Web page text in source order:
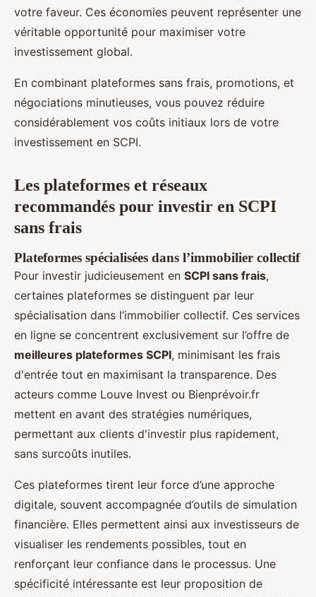
votre faveur. Ces économies peuvent représenter une
véritable opportunité pour maximiser votre
investissement global.
En combinant plateformes sans frais, promotions, et
négociations minutieuses, vous pouvez réduire
considérablement vos coûts initiaux lors de votre
investissement en SCPI.
Les plateformes et réseaux
recommandés pour investir en SCPI
sans frais
Plateformes spécialisées dans l’immobilier collectif
Pour investir judicieusement en SCPI sans frais,
certaines plateformes se distinguent par leur
spécialisation dans l’immobilier collectif. Ces services
en ligne se concentrent exclusivement sur l’offre de
meilleures plateformes SCPI, minimisant les frais
d'entrée tout en maximisant la transparence. Des
acteurs comme Louve Invest ou Bienprévoir.fr
mettent en avant des stratégies numériques,
permettant aux clients d'investir plus rapidement,
sans surcoûts inutiles.
Ces plateformes tirent leur force d’une approche
digitale, souvent accompagnée d’outils de simulation
financière. Elles permettent ainsi aux investisseurs de
visualiser les rendements possibles, tout en
renforçant leur confiance dans le processus. Une
spécificité intéressante est leur proposition de